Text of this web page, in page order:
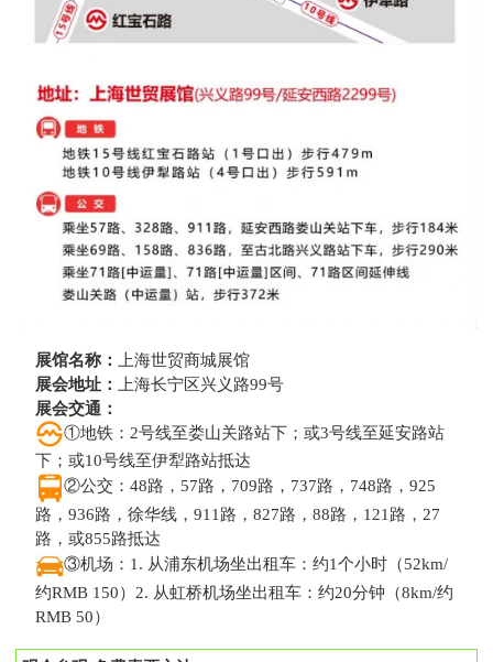
展馆名称：
上海世贸商城展馆
展会地址：
上海长宁区兴义路99号
展会交通：
①地铁：2号线至娄山关路站下；或3号线至延安路站
下；或10号线至伊犁路站抵达
②公交：48路，57路，709路，737路，748路，925
路，936路，徐华线，911路，827路，88路，121路，27
路，或855路抵达
③机场：1. 从浦东机场坐出租车：约1个小时（52km/
约RMB 150）2. 从虹桥机场坐出租车：约20分钟（8km/约
RMB 50）